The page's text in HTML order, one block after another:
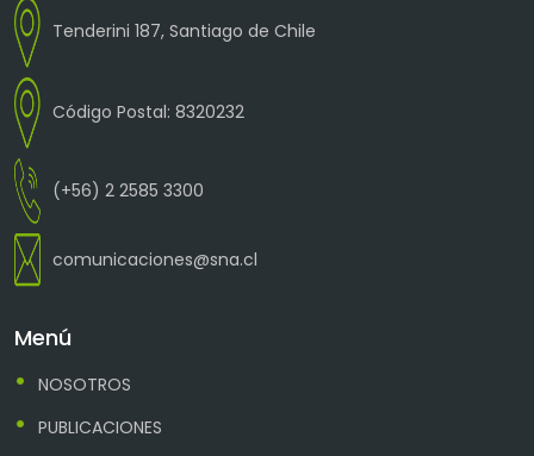
Tenderini 187, Santiago de Chile
Código Postal: 8320232
(+56) 2 2585 3300
comunicaciones@sna.cl
Menú
NOSOTROS
PUBLICACIONES